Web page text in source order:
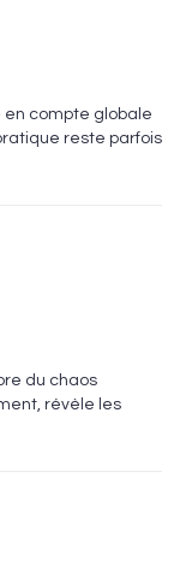
en compte globale
reste parfois
du chaos
révèle les